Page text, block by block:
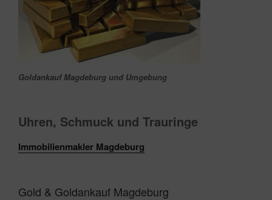
Goldankauf Magdeburg und Umgebung
Uhren, Schmuck und Trauringe‎
Immobilienmakler Magdeburg
Gold & Goldankauf Magdeburg